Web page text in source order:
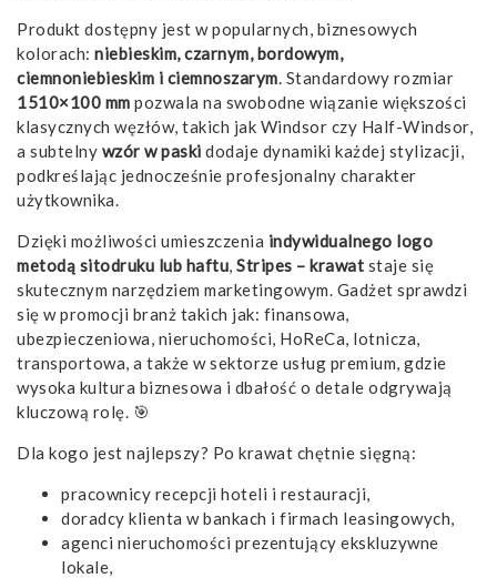
Produkt dostępny jest w popularnych, biznesowych
kolorach: niebieskim, czarnym, bordowym,
ciemnoniebieskim i ciemnoszarym. Standardowy rozmiar
1510×100 mm pozwala na swobodne wiązanie większości
klasycznych węzłów, takich jak Windsor czy Half-Windsor,
a subtelny wzór w paski dodaje dynamiki każdej stylizacji,
podkreślając jednocześnie profesjonalny charakter
użytkownika.
Dzięki możliwości umieszczenia indywidualnego logo
metodą sitodruku lub haftu, Stripes – krawat staje się
skutecznym narzędziem marketingowym. Gadżet sprawdzi
się w promocji branż takich jak: finansowa,
ubezpieczeniowa, nieruchomości, HoReCa, lotnicza,
transportowa, a także w sektorze usług premium, gdzie
wysoka kultura biznesowa i dbałość o detale odgrywają
kluczową rolę. 🎯
Dla kogo jest najlepszy? Po krawat chętnie sięgną:
pracownicy recepcji hoteli i restauracji,
doradcy klienta w bankach i firmach leasingowych,
agenci nieruchomości prezentujący ekskluzywne
lokale,